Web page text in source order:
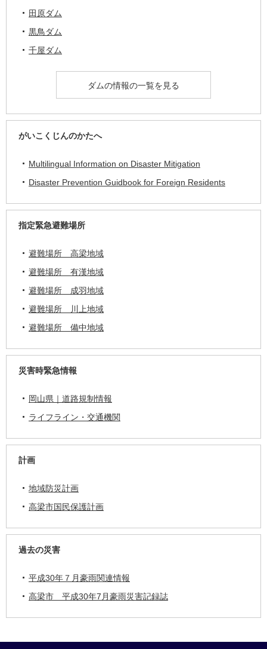
田原ダム
黒鳥ダム
千屋ダム
ダムの情報の一覧を見る
がいこくじんのかたへ
Multilingual Information on Disaster Mitigation
Disaster Prevention Guidbook for Foreign Residents
指定緊急避難場所
避難場所 高梁地域
避難場所 有漢地域
避難場所 成羽地域
避難場所 川上地域
避難場所 備中地域
災害時緊急情報
岡山県｜道路規制情報
ライフライン・交通機関
計画
地域防災計画
高梁市国民保護計画
過去の災害
平成30年７月豪雨関連情報
高梁市 平成30年7月豪雨災害記録誌